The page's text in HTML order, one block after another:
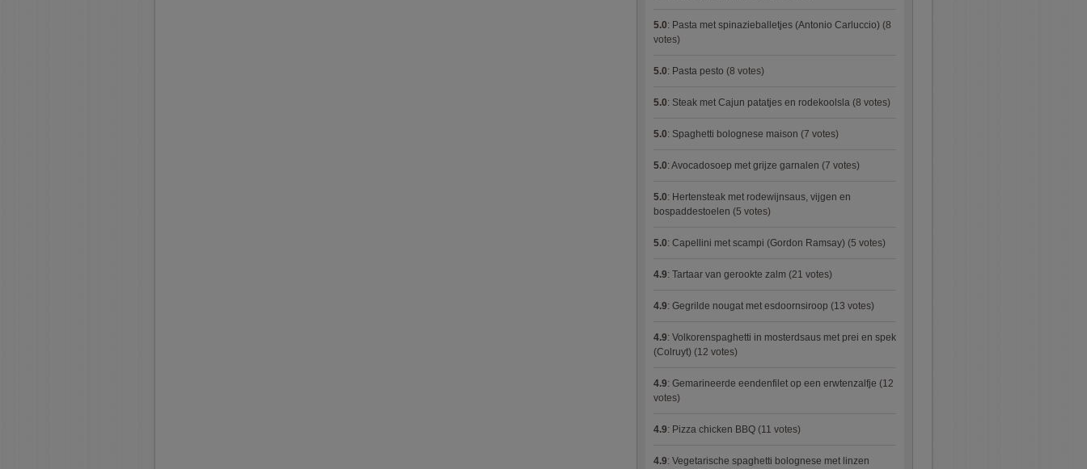
5.0: Pasta met spinazieballetjes (Antonio Carluccio) (8
votes)
5.0: Pasta pesto (8 votes)
5.0: Steak met Cajun patatjes en rodekoolsla (8 votes)
5.0: Spaghetti bolognese maison (7 votes)
5.0: Avocadosoep met grijze garnalen (7 votes)
5.0: Hertensteak met rodewijnsaus, vijgen en
bospaddestoelen (5 votes)
5.0: Capellini met scampi (Gordon Ramsay) (5 votes)
4.9: Tartaar van gerookte zalm (21 votes)
4.9: Gegrilde nougat met esdoornsiroop (13 votes)
4.9: Volkorenspaghetti in mosterdsaus met prei en spek
(Colruyt) (12 votes)
4.9: Gemarineerde eendenfilet op een erwtenzalfje (12
votes)
4.9: Pizza chicken BBQ (11 votes)
4.9: Vegetarische spaghetti bolognese met linzen